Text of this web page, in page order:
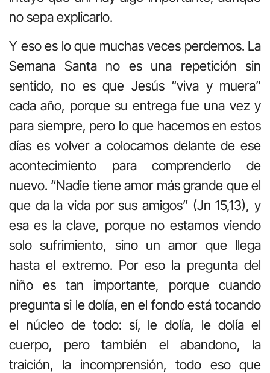
no sepa explicarlo.
Y eso es lo que muchas veces perdemos. La
Semana Santa no es una repetición sin
sentido, no es que Jesús “viva y muera”
cada año, porque su entrega fue una vez y
para siempre, pero lo que hacemos en estos
días es volver a colocarnos delante de ese
acontecimiento para comprenderlo de
nuevo. “Nadie tiene amor más grande que el
que da la vida por sus amigos” (Jn 15,13), y
esa es la clave, porque no estamos viendo
solo sufrimiento, sino un amor que llega
hasta el extremo. Por eso la pregunta del
niño es tan importante, porque cuando
pregunta si le dolía, en el fondo está tocando
el núcleo de todo: sí, le dolía, le dolía el
cuerpo, pero también el abandono, la
traición, la incomprensión, todo eso que